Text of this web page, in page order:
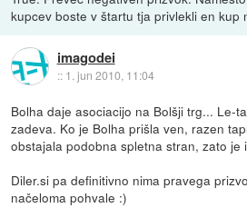
kupcev boste v štartu tja privlekli en kup
imagodei
:: 1. jun 2010, 11:04
Bolha daje asociacijo na Bolšji trg... Le-
zadeva. Ko je Bolha prišla ven, razen
obstajala podobna spletna stran, zato je
Diler.si pa definitivno nima pravega
načeloma pohvale :)